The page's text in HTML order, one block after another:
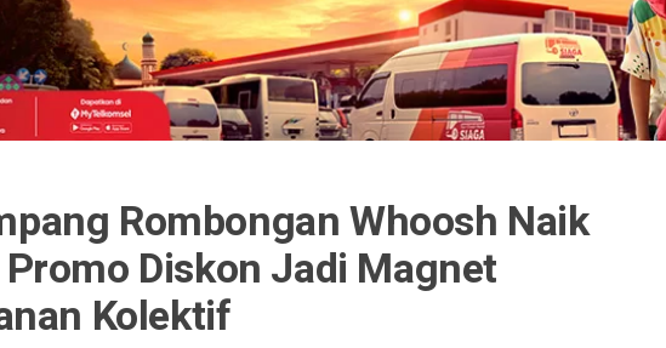
Rombongan Whoosh Naik
Promo Diskon Jadi Magnet
Kolektif